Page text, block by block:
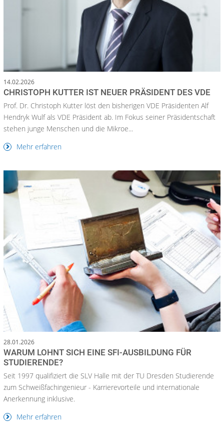
14.02.2026
CHRISTOPH KUTTER IST NEUER PRÄSIDENT DES VDE
Prof. Dr. Christoph Kutter löst den bisherigen VDE Präsidenten Alf
Hendryk Wulf als VDE Präsident ab. Im Fokus seiner Präsidentschaft
stehen junge Menschen und die Mikroe...
Mehr erfahren
28.01.2026
WARUM LOHNT SICH EINE SFI-AUSBILDUNG FÜR
STUDIERENDE?
Seit 1997 qualifiziert die SLV Halle mit der TU Dresden Studierende
zum Schweißfachingenieur - Karrierevorteile und internationale
Anerkennung inklusive.
Mehr erfahren